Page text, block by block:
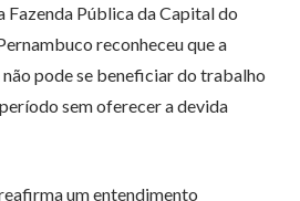
Fazenda Pública da Capital do
reconheceu que a
pode se beneficiar do trabalho
sem oferecer a devida
um entendimento